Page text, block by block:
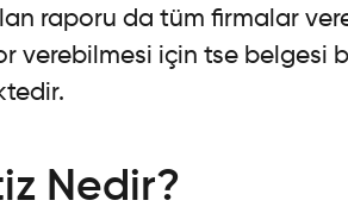
raporu da tüm firmalar
verebilmesi için tse belgesi
Nedir?